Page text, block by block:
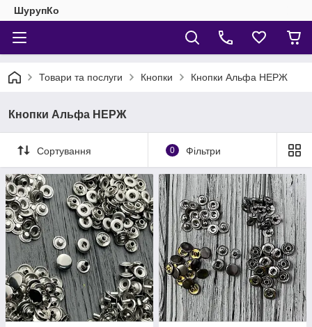
ШурупКо
Товари та послуги Кнопки Кнопки Альфа НЕРЖ
Кнопки Альфа НЕРЖ
Сортування 0 Фільтри